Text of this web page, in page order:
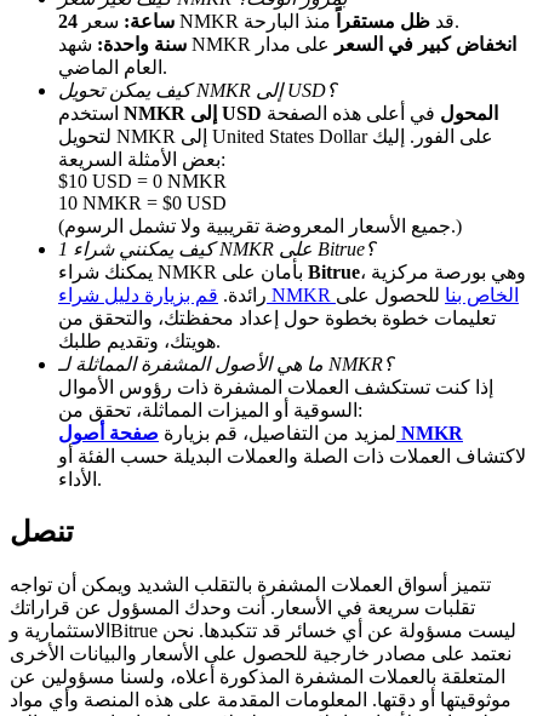
الإحالة
قم بدعوة صديق لتحصل على مكافآت نقدية
Deposit CASHCAT & Win
Share 500000 CASHCAT prize pool
Exclusive for BitMart Users
Register & Trade to Win 500,000 USDT
24 ساعة:
سعر NMKR قد ظل مستقراً
منذ البارحة.
سنة واحدة: شهد NMKR انخفاض كبير في السعر
على مدار
العام الماضي.
كيف يمكن تحويل NMKR إلى USD؟
NMKR إلى USD المحول في أعلى هذه الصفحة
لتحويل NMKR إلى United States Dollar على الفور. إليك
بعض الأمثلة السريعة:
$10 USD = 0 NMKR
10 NMKR = $0 USD
(جميع الأسعار المعروضة تقريبية ولا تشمل الرسوم.)
كيف يمكنني شراء 1 NMKR على Bitrue؟
Bitrue، وهي بورصة مركزية
رائدة.
قم بزيارة دليل شراء NMKR الخاص بنا للحصول على
تعليمات خطوة بخطوة حول إعداد محفظتك، والتحقق من
هويتك، وتقديم طلبك.
ما هي الأصول المشفرة المماثلة لـ NMKR؟
إذا كنت تستكشف العملات المشفرة ذات رؤوس الأموال
السوقية أو الميزات المماثلة، تحقق من:
لمزيد من التفاصيل، قم بزيارة صفحة أصول NMKR
لاكتشاف العملات ذات الصلة والعملات البديلة حسب الفئة أو
الأداء.
تنصل
تتميز أسواق العملات المشفرة بالتقلب الشديد ويمكن أن تواجه
تقلبات سريعة في الأسعار. أنت وحدك المسؤول عن قراراتك
الاستثمارية وBitrue ليست مسؤولة عن أي خسائر قد تتكبدها. نحن
نعتمد على مصادر خارجية للحصول على الأسعار والبيانات الأخرى
المتعلقة بالعملات المشفرة المذكورة أعلاه، ولسنا مسؤولين عن
موثوقيتها أو دقتها. المعلومات المقدمة على هذه المنصة وأي مواد